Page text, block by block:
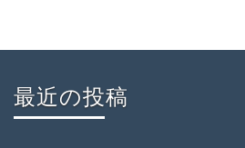
最近の投稿